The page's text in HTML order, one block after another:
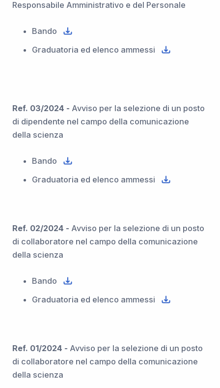
Responsabile Amministrativo e del Personale
Bando
Graduatoria ed elenco ammessi
Ref. 03/2024 - Avviso per la selezione di un posto
di dipendente nel campo della comunicazione
della scienza
Bando
Graduatoria ed elenco ammessi
Ref. 02/2024 - Avviso per la selezione di un posto
di collaboratore nel campo della comunicazione
della scienza
Bando
Graduatoria ed elenco ammessi
Ref. 01/2024 - Avviso per la selezione di un posto
di collaboratore nel campo della comunicazione
della scienza